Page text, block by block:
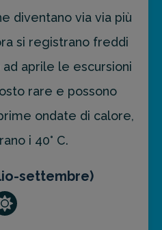
diventano via via più
si registrano freddi
aprile le escursioni
rare e possono
ondate di calore,
i 40° C.
settembre)